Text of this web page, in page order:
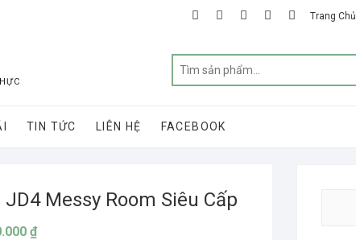
facebook
twittergoogleinstagram
linkedin
Trang Chủ
TIN TỨC LIÊN HỆ FACEBOOK
JD4 Messy Room Siêu Cấp
₫